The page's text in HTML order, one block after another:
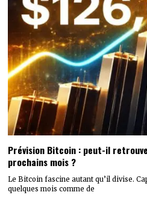
Prévision Bitcoin : peut-il
prochains mois ?
Le Bitcoin fascine autant qu’il divise.
quelques mois comme de